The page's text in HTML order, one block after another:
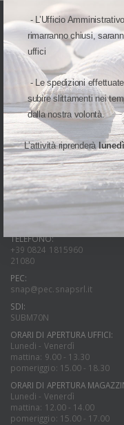
- L’Ufficio
rimarranno chiusi,
uffici
- Le spedizioni
subire slittamenti nei
dalla nostra volontà.
L’attività riprenderà
UNA DIVISIONE DI
INDIRIZZO:
Via Cap. Luca Mazzella, 40-
82100 Benevento(BN)
Italia
PARTITA IVA:
TELEFONO:
+39 0824 1815960
21080
PEC:
snap@pec.snapsrl.it
SDI:
SUBM70N
ORARI DI APERTURA UFFICI:
Lunedi - Venerdì
mattina: 9.00 - 13.30
pomeriggio: 15.00 - 18.30
ORARI DI APERTURA
Lunedi - Venerdì
mattina: 12.00 - 14.00
pomeriggio: 15.00 - 17.00